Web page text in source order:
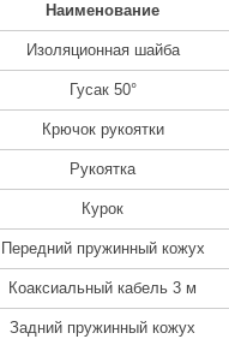
Наименование
Изоляционная шайба
Гусак 50°
Крючок рукоятки
Рукоятка
Курок
Передний пружинный кожух
Коаксиальный кабель 3 м
Задний пружинный кожух